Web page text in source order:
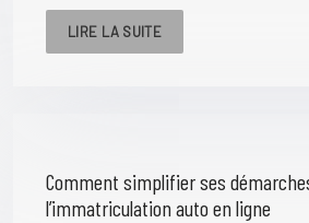
LIRE LA SUITE
Comment simplifier ses
l’immatriculation auto en ligne